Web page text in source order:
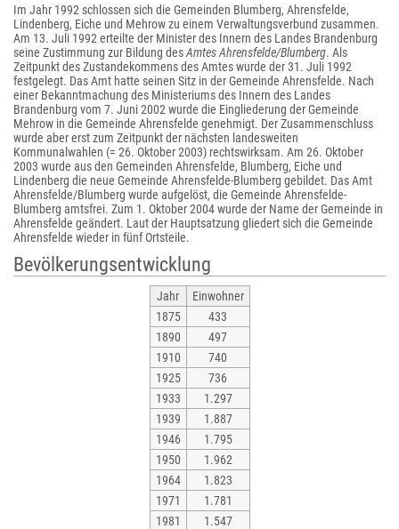
Im Jahr 1992 schlossen sich die Gemeinden Blumberg, Ahrensfelde,
Lindenberg, Eiche und Mehrow zu einem Verwaltungsverbund zusammen.
Am 13. Juli 1992 erteilte der Minister des Innern des Landes Brandenburg
seine Zustimmung zur Bildung desAmtes Ahrensfelde/Blumberg. Als
Zeitpunkt des Zustandekommens des Amtes wurde der 31. Juli 1992
festgelegt. Das Amt hatte seinen Sitz in der Gemeinde Ahrensfelde. Nach
einer Bekanntmachung des Ministeriums des Innern des Landes
Brandenburg vom 7. Juni 2002 wurde die Eingliederung der Gemeinde
Mehrow in die Gemeinde Ahrensfelde genehmigt. Der Zusammenschluss
wurde aber erst zum Zeitpunkt der nächsten landesweiten
Kommunalwahlen (= 26. Oktober 2003) rechtswirksam. Am 26. Oktober
2003 wurde aus den Gemeinden Ahrensfelde, Blumberg, Eiche und
Lindenberg die neue Gemeinde Ahrensfelde-Blumberg gebildet. Das Amt
Ahrensfelde/Blumberg wurde aufgelöst, die Gemeinde Ahrensfelde-
Blumberg amtsfrei. Zum 1. Oktober 2004 wurde der Name der Gemeinde in
Ahrensfelde geändert. Laut der Hauptsatzung gliedert sich die Gemeinde
Ahrensfelde wieder in fünf Ortsteile.
Bevölkerungsentwicklung
Jahr
Einwohner
1875
433
1890
497
1910
740
1925
736
1933
1.297
1939
1.887
1946
1.795
1950
1.962
1964
1.823
1971
1.781
1981
1.547